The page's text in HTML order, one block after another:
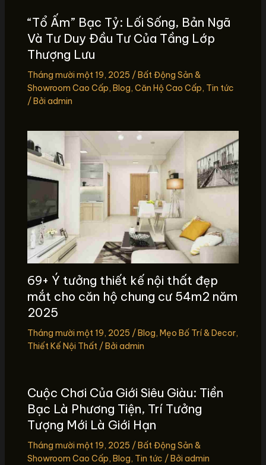
“Tổ Ấm” Bạc Tỷ: Lối Sống, Bản Ngã
Và Tư Duy Đầu Tư Của Tầng Lớp
Thượng Lưu
Tháng mười một 19, 2025 / Bất Động Sản &
Showroom Cao Cấp, Blog, Căn Hộ Cao Cấp, Tin tức
/ Bởi admin
69+ Ý tưởng thiết kế nội thất đẹp
mắt cho căn hộ chung cư 54m2 năm
2025
Tháng mười một 19, 2025 / Blog, Mẹo Bố Trí & Decor,
Thiết Kế Nội Thất/ Bởi admin
Cuộc Chơi Của Giới Siêu Giàu: Tiền
Bạc Là Phương Tiện, Trí Tưởng
Tượng Mới Là Giới Hạn
Tháng mười một 19, 2025 / Bất Động Sản &
Showroom Cao Cấp, Blog, Tin tức / Bởi admin